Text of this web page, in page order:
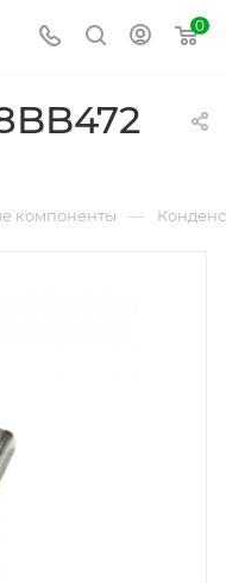
0
компоненты —